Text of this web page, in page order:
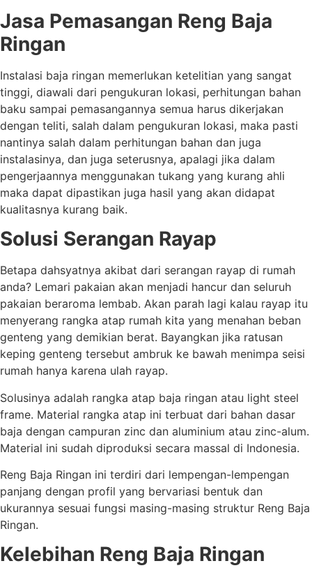
Jasa Pemasangan Reng Baja
Ringan
Instalasi baja ringan memerlukan ketelitian yang sangat
tinggi, diawali dari pengukuran lokasi, perhitungan bahan
baku sampai pemasangannya semua harus dikerjakan
dengan teliti, salah dalam pengukuran lokasi, maka pasti
nantinya salah dalam perhitungan bahan dan juga
instalasinya, dan juga seterusnya, apalagi jika dalam
pengerjaannya menggunakan tukang yang kurang ahli
maka dapat dipastikan juga hasil yang akan didapat
kualitasnya kurang baik.
Solusi Serangan Rayap
Betapa dahsyatnya akibat dari serangan rayap di rumah
anda? Lemari pakaian akan menjadi hancur dan seluruh
pakaian beraroma lembab. Akan parah lagi kalau rayap itu
menyerang rangka atap rumah kita yang menahan beban
genteng yang demikian berat. Bayangkan jika ratusan
keping genteng tersebut ambruk ke bawah menimpa seisi
rumah hanya karena ulah rayap.
Solusinya adalah rangka atap baja ringan atau light steel
frame. Material rangka atap ini terbuat dari bahan dasar
baja dengan campuran zinc dan aluminium atau zinc-alum.
Material ini sudah diproduksi secara massal di Indonesia.
Reng Baja Ringan ini terdiri dari lempengan-lempengan
panjang dengan profil yang bervariasi bentuk dan
ukurannya sesuai fungsi masing-masing struktur Reng Baja
Ringan.
Kelebihan Reng Baja Ringan